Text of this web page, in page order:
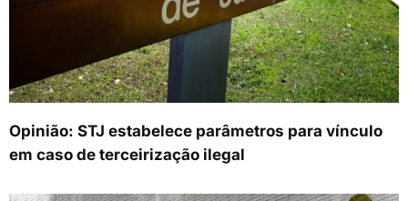
Opinião: STJ estabelece parâmetros para vínculo
em caso de terceirização ilegal